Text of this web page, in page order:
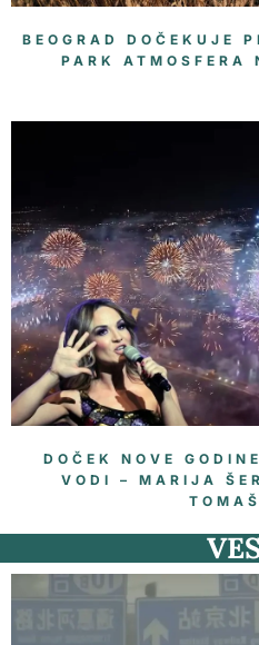
BEOGRAD DOČEKUJE
PARK ATMOSFERA
DOČEK NOVE
VODI – MARIJA